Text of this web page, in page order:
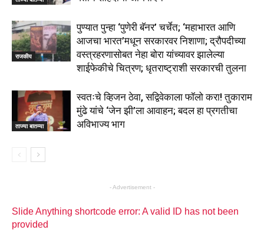
राजकीय
पुण्यात पुन्हा ‘पुणेरी बॅनर’ चर्चेत; ‘महाभारत आणि
आजचा भारत’मधून सरकारवर निशाणा; द्रौपदीच्या
वस्त्रहरणासोबत नेहा बोरा यांच्यावर झालेल्या
शाईफेकीचे चित्रण; धृतराष्ट्राशी सरकारची तुलना
ताज्या बातम्या
स्वतःचे व्हिजन ठेवा, सद्विवेकाला फॉलो करा! तुकाराम
मुंढे यांचे ‘जेन झी’ला आवाहन; बदल हा प्रगतीचा
अविभाज्य भाग
- Advertisement -
Slide Anything shortcode error: A valid ID has not been
provided